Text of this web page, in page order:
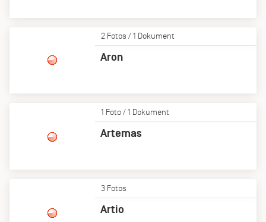
2 Fotos / 1 Dokument
Aron
1 Foto / 1 Dokument
Artemas
3 Fotos
Artio